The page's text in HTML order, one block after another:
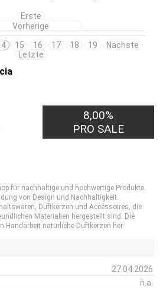
Erste
Vorherige
15 16 17 18 19
Nächste
Letzte
8,00%
PRO SALE
für nachhaltige und hochwertige Produkte.
von Design und Nachhaltigkeit.
Duftkerzen und Accessoires, die
Materialien hergestellt sind. Die
Handarbeit natürliche Duftkerzen her.
27.04.2026
n.a.